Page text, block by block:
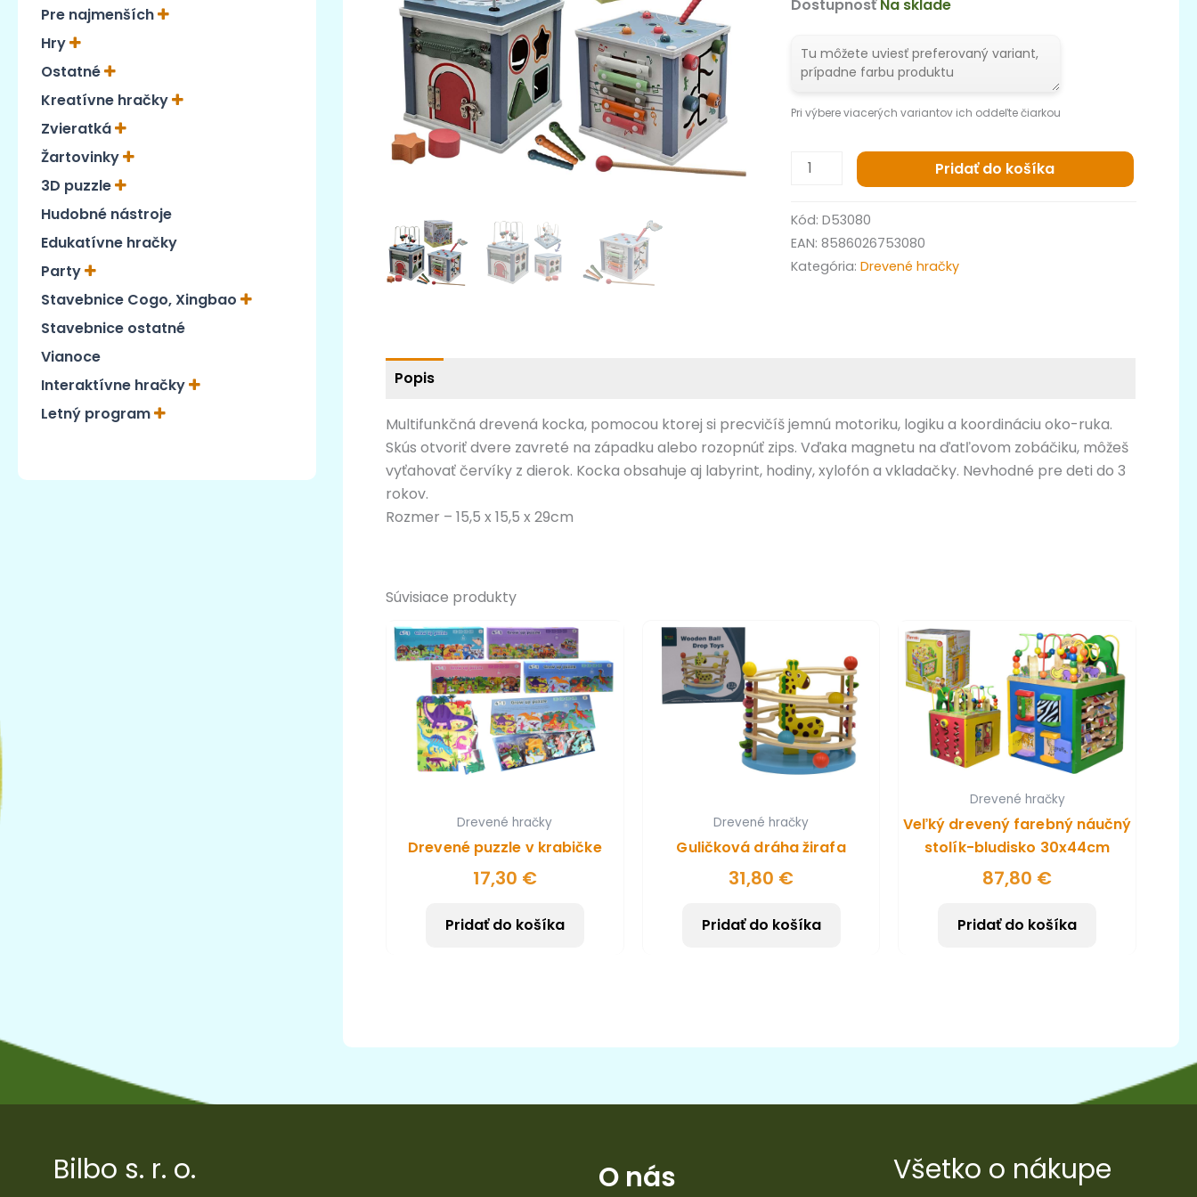
Pre najmenších
Hry
Ostatné
Kreatívne hračky
Zvieratká
Žartovinky
3D puzzle
Hudobné nástroje
Edukatívne hračky
Party
Stavebnice Cogo, Xingbao
Stavebnice ostatné
Vianoce
Interaktívne hračky
Letný program
Dostupnosť Na sklade
Pri výbere viacerých variantov ich oddeľte čiarkou
Pridať do košíka
Kód:D53080
EAN:8586026753080
Kategória:Drevené hračky
Popis
Multifunkčná drevená kocka, pomocou ktorej si precvičíš jemnú motoriku, logiku a koordináciu oko-ruka.
Skús otvoriť dvere zavreté na západku alebo rozopnúť zips. Vďaka magnetu na ďatľovom zobáčiku, môžeš
vyťahovať červíky z dierok. Kocka obsahuje aj labyrint, hodiny, xylofón a vkladačky. Nevhodné pre deti do 3
rokov.
Rozmer – 15,5 x 15,5 x 29cm
Súvisiace produkty
Drevené hračky
Drevené puzzle v krabičke
17,30 €
Pridať do košíka
Drevené hračky
Guličková dráha žirafa
31,80 €
Pridať do košíka
Drevené hračky
Veľký drevený farebný náučný
stolík-bludisko 30x44cm
87,80 €
Pridať do košíka
Bilbo s. r. o. O nás Všetko o nákupe